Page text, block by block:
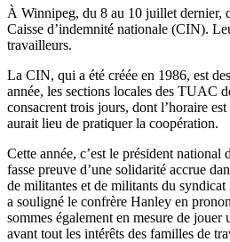
À Winnipeg, du 8 au 10 juillet dernier,
Caisse d’indemnité nationale (CIN).
travailleurs.
La CIN, qui a été créée en 1986, est
année, les sections locales des TUAC
consacrent trois jours, dont l’horaire
aurait lieu de pratiquer la coopération.
Cette année, c’est le président
fasse preuve d’une solidarité accrue
de militantes et de militants du
a souligné le confrère Hanley en
sommes également en mesure de
avant tout les intérêts des familles de